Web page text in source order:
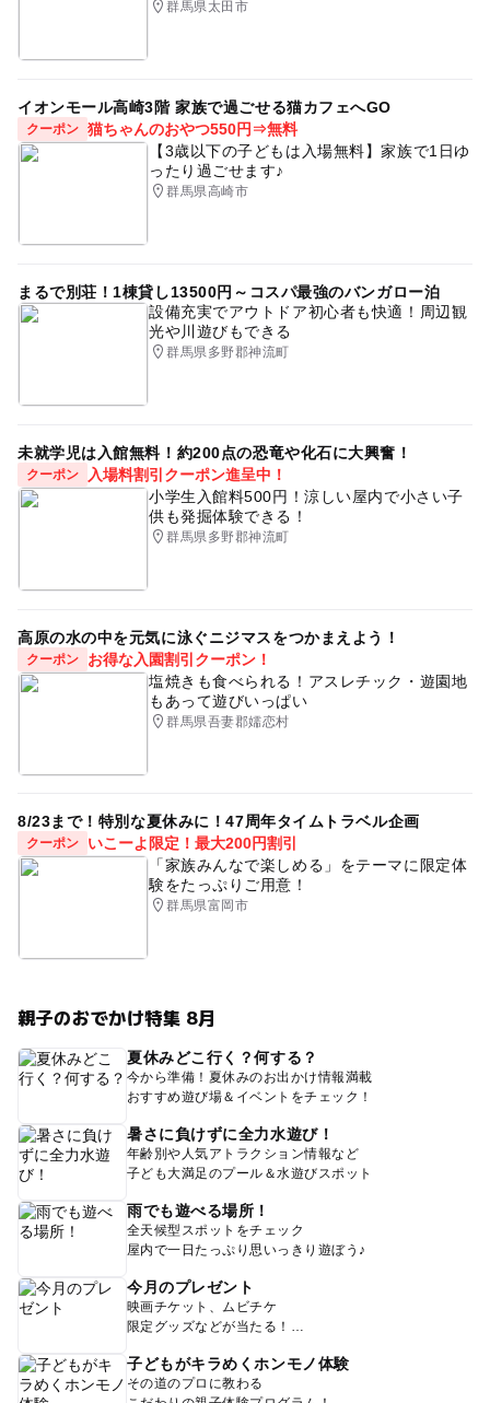
群馬県太田市
イオンモール高崎3階 家族で過ごせる猫カフェへGO
クーポン 猫ちゃんのおやつ550円⇒無料
【3歳以下の子どもは入場無料】家族で1日ゆ
ったり過ごせます♪
群馬県高崎市
まるで別荘！1棟貸し13500円～コスパ最強のバンガロー泊
設備充実でアウトドア初心者も快適！周辺観
光や川遊びもできる
群馬県多野郡神流町
未就学児は入館無料！約200点の恐竜や化石に大興奮！
クーポン
入場料割引クーポン進呈中！
小学生入館料500円！涼しい屋内で小さい子
供も発掘体験できる！
群馬県多野郡神流町
高原の水の中を元気に泳ぐニジマスをつかまえよう！
クーポン
お得な入園割引クーポン！
塩焼きも食べられる！アスレチック・遊園地
もあって遊びいっぱい
群馬県吾妻郡嬬恋村
8/23まで！特別な夏休みに！47周年タイムトラベル企画
クーポン
いこーよ限定！最大200円割引
「家族みんなで楽しめる」をテーマに限定体
験をたっぷりご用意！
群馬県富岡市
親子のおでかけ特集 8月
夏休みどこ行く？何する？
今から準備！夏休みのお出かけ情報満載
おすすめ遊び場＆イベントをチェック！
暑さに負けずに全力水遊び！
年齢別や人気アトラクション情報など
子ども大満足のプール＆水遊びスポット
雨でも遊べる場所！
全天候型スポットをチェック
屋内で一日たっぷり思いっきり遊ぼう♪
今月のプレゼント
映画チケット、ムビチケ
限定グッズなどが当たる！
子どもがキラめくホンモノ体験
その道のプロに教わる